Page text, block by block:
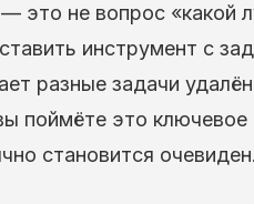
это не вопрос «какой
инструмент с
разные задачи
поймёте это ключевое
становится